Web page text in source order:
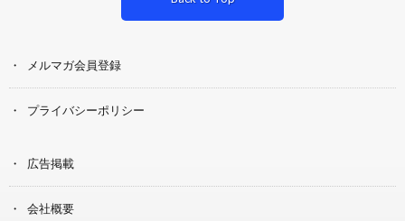
メルマガ会員登録
プライバシーポリシー
広告掲載
会社概要